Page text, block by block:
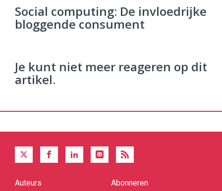
Commerce https://twinklemagazine.nl
9654
Social computing: De invloedrijke
bloggende consument
Je kunt niet meer reageren op dit
artikel.
Quick
Auteurs
Abonneren